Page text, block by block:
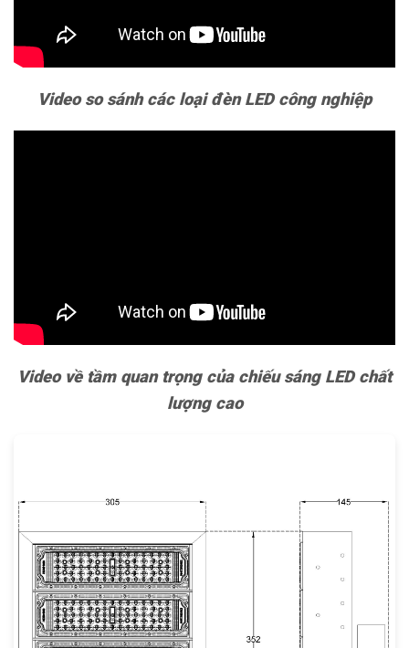
Video so sánh các loại đèn LED công nghiệp
Video về tầm quan trọng của chiếu sáng LED chất
lượng cao